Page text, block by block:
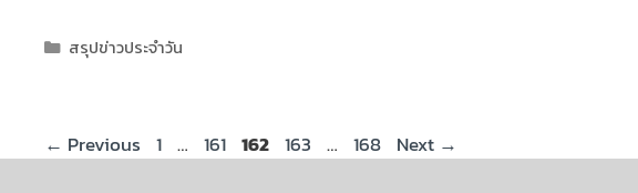
สรุปข่าวประจำวัน
← Previous 1 … 161 162 163 … 168 Next →